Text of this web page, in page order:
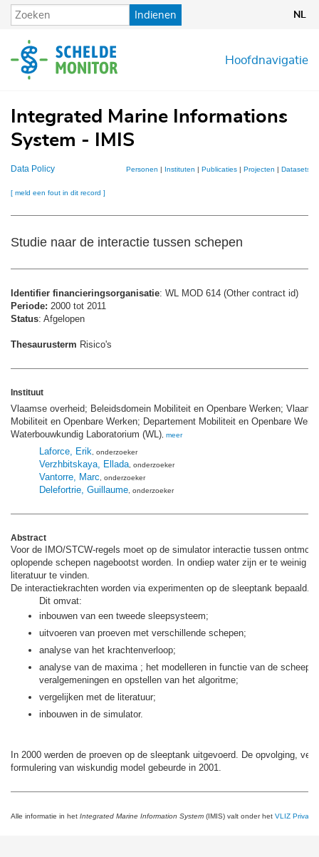
Overslaan
en
de
inhoud
Indienen NL
Hoofdnavigatie
Integrated Marine Informations
System - IMIS
Data Policy Personen | Instituten | Publicaties | Projecten | Datasets
[ meld een fout in dit record ]
Studie naar de interactie tussen schepen
Identifier financieringsorganisatie: WL MOD 614 (Other contract id)
Periode: 2000 tot 2011
Status: Afgelopen
Thesaurusterm Risico's
Instituut
Vlaamse overheid; Beleidsdomein Mobiliteit en Openbare Werken;
Mobiliteit en Openbare Werken; Departement Mobiliteit en Openbare
Waterbouwkundig Laboratorium (WL) meer
Laforce, Erik , onderzoeker
Verzhbitskaya, Ellada , onderzoeker
Vantorre, Marc , onderzoeker
Delefortrie, Guillaume , onderzoeker
Abstract
Voor de IMO/STCW-regels moet op de simulator interactie tussen
oplopende schepen nagebootst worden. In ondiep water zijn er te weinig
literatuur te vinden.
De interactiekrachten worden via experimenten op de sleeptank bepaald.
Dit omvat:
inbouwen van een tweede sleepsysteem;
uitvoeren van proeven met verschillende schepen;
analyse van het krachtenverloop;
analyse van de maxima ; het modelleren in functie van de
veralgemeningen en opstellen van het algoritme;
vergelijken met de literatuur;
inbouwen in de simulator.
In 2000 werden de proeven op de sleeptank uitgevoerd. De opvolging,
formulering van wiskundig model gebeurde in 2001.
Alle informatie in het Integrated Marine Information System (IMIS) valt onder het VLIZ Privacy